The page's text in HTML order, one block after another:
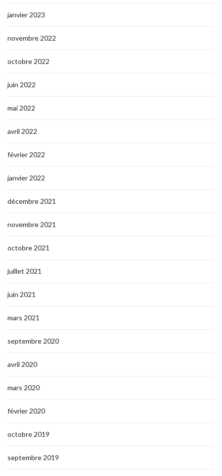
janvier 2023
novembre 2022
octobre 2022
juin 2022
mai 2022
avril 2022
février 2022
janvier 2022
décembre 2021
novembre 2021
octobre 2021
juillet 2021
juin 2021
mars 2021
septembre 2020
avril 2020
mars 2020
février 2020
octobre 2019
septembre 2019